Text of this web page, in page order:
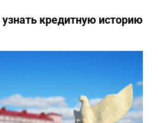
кредитную историю